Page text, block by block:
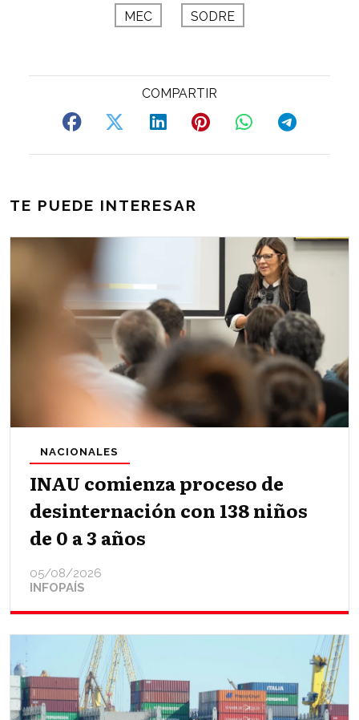
MEC SODRE
TE PUEDE INTERESAR
INAU comienza proceso de
desinternación con 138 niños
de 0 a 3 años
INFOPAÍS
NACIONALES
05/08/2026